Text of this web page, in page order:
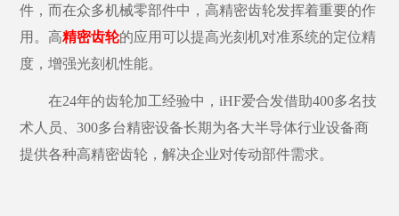
件，而在众多机械零部件中，高精密齿轮发挥着重要的作
用。高精密齿轮的应用可以提高光刻机对准系统的定位精
度，增强光刻机性能。
在24年的齿轮加工经验中，iHF爱合发借助400多名技
术人员、300多台精密设备长期为各大半导体行业设备商
提供各种高精密齿轮，解决企业对传动部件需求。